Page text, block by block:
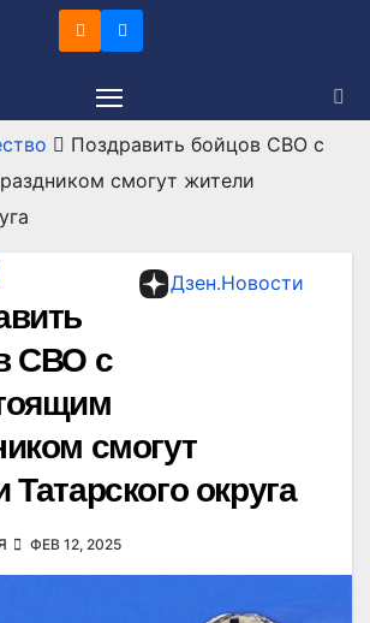
Поздравить бойцов СВО с
смогут жители
Дзен.Новости
СВО с
смогут
Татарского округа
ФЕВ 12, 2025